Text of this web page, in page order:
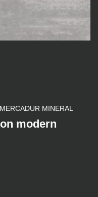
MERCADUR MINERAL
modern